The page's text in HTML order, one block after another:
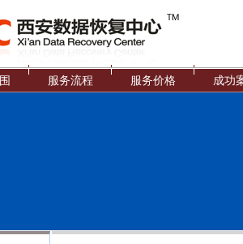
服务流程 服务价格 成功